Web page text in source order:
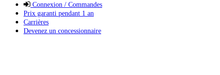
Connexion / Commandes
Prix garanti pendant 1 an
Carrières
Devenez un concessionnaire